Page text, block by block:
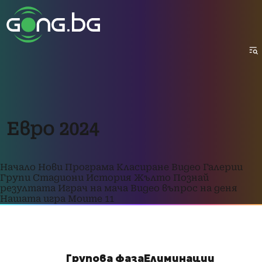
Евро 2024
Начало Нови Програма Класиране Видео Галерии
Групи Стадиони История Жълто Познай
резултата Играч на мача Видео въпрос на деня
Нашата игра Моите 11
Групова фазаЕлиминации